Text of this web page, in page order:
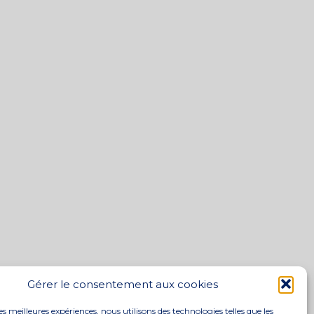
Gérer le consentement aux cookies
meilleures expériences, nous utilisons des technologies telles que les